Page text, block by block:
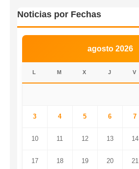
Noticias por Fechas
agosto 2026
L M X J V
3 4 5 6 7
10 11 12 13 14
17 18 19 20 21